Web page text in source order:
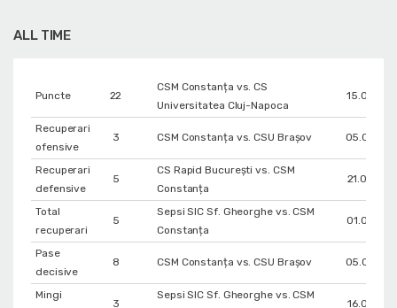
ALL TIME
Puncte 22
CSM Constanța vs. CS
Universitatea Cluj-Napoca
Recuperari
ofensive
3 CSM Constanța vs. CSU Braşov
Recuperari
defensive
5
CS Rapid București vs. CSM
Constanța
Total
recuperari
5
Sepsi SIC Sf. Gheorghe vs. CSM
Constanța
Pase
decisive
8 CSM Constanța vs. CSU Braşov
Mingi
3
Sepsi SIC Sf. Gheorghe vs. CSM